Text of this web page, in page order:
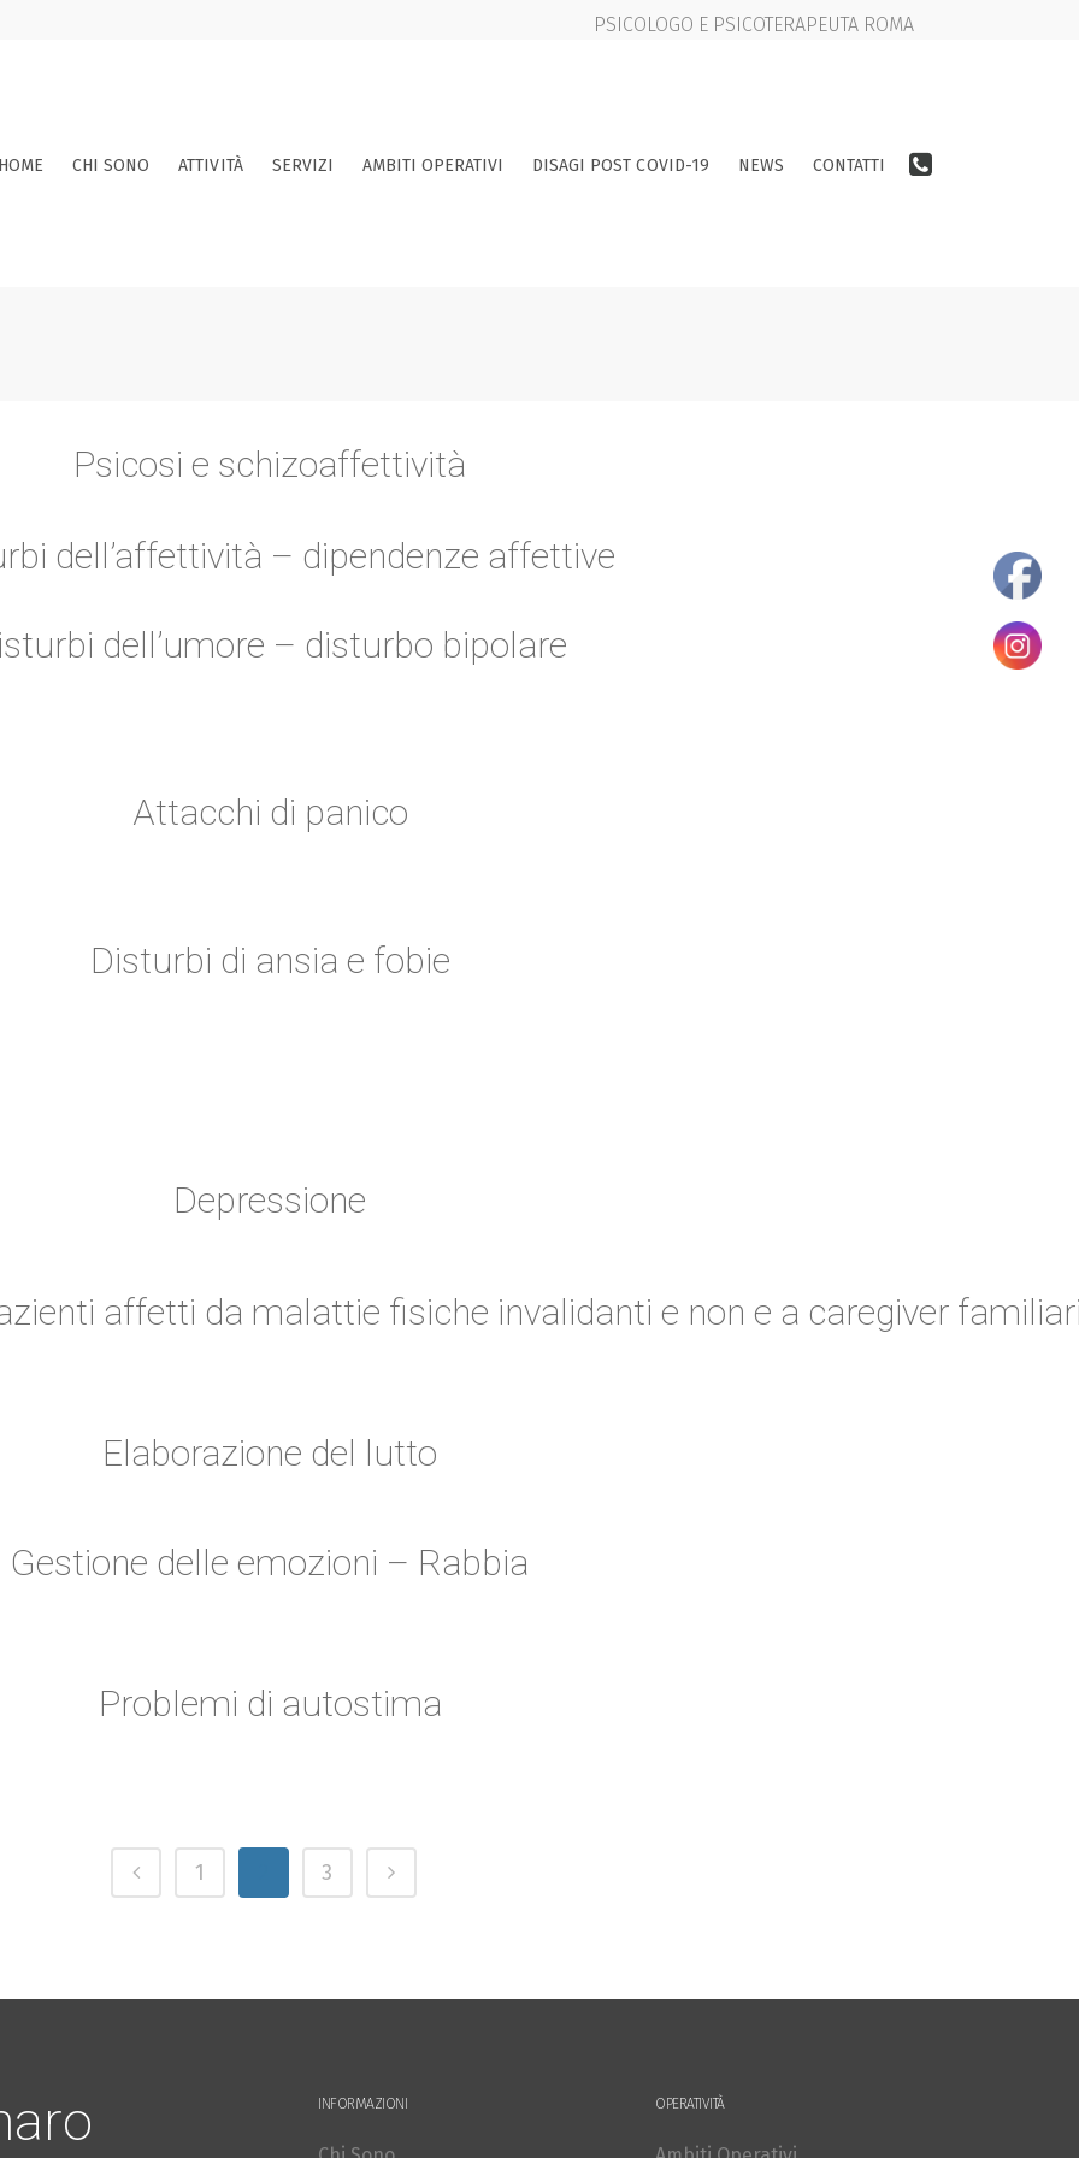
PSICOLOGO E PSICOTERAPEUTA ROMA
HOME CHI SONO ATTIVITÀ SERVIZI AMBITI OPERATIVI DISAGI POST COVID-19 NEWS CONTATTI
Psicosi e schizoaffettività
dell’affettività – dipendenze affettive
dell’umore – disturbo bipolare
Attacchi di panico
Disturbi di ansia e fobie
Depressione
affetti da malattie fisiche invalidanti e non e a caregiver
Elaborazione del lutto
Gestione delle emozioni – Rabbia
Problemi di autostima
1 3
INFORMAZIONI OPERATIVITÀ